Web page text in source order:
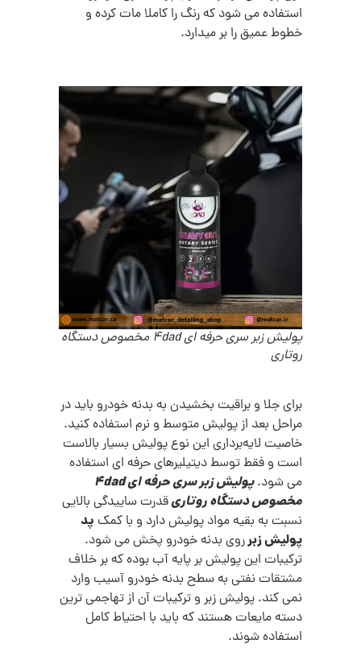
استفاده می شود که رنگ را کاملا مات کرده و
خطوط عمیق را بر میدارد.
پولیش زبر سری حرفه ای 4dad مخصوص دستگاه
روتاری
برای جلا و براقیت بخشیدن به بدنه خودرو باید در
مراحل بعد از پولیش متوسط و نرم استفاده کنید.
خاصیت لایه‌برداری این نوع پولیش بسیار بالاست
است و فقط توسط دیتیلیرهای حرفه ای استفاده
می شود.
پولیش زبر سری حرفه ای 4dad
مخصوص دستگاه روتاریقدرت ساییدگی بالایی
نسبت به بقیه مواد پولیش دارد و با کمک پد
پولیش زبرروی بدنه خودرو پخش می شود.
ترکیبات این پولیش بر پایه آب بوده که بر خلاف
مشتقات نفتی به سطح بدنه خودرو آسیب وارد
نمی کند. پولیش زبر و ترکیبات آن از تهاجمی ترین
دسته مایعات هستند که باید با احتیاط کامل
استفاده شوند.